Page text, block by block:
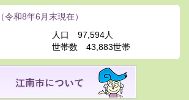
（令和8年6月末現在）
人口
97,594人
世帯数
43,883世帯